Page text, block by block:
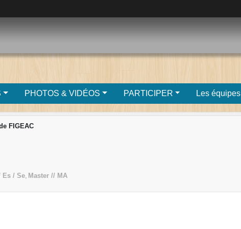
PHOTOS & VIDÉOS PARTICIPER Les équipes
FIGEAC
Es / Se Master // MA